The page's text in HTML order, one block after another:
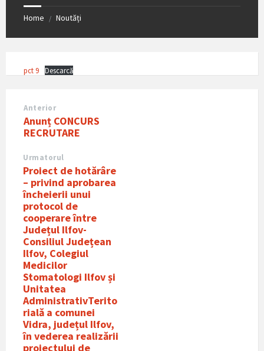
Home / Noutăți
pct 9 Descarcă
Anterior
Anunț CONCURS
RECRUTARE
Urmatorul
Proiect de hotărâre
– privind aprobarea
încheierii unui
protocol de
cooperare între
Județul Ilfov-
Consiliul Județean
Ilfov, Colegiul
Medicilor
Stomatologi Ilfov și
Unitatea
AdministrativTerito
rialǎ a comunei
Vidra, județul Ilfov,
în vederea realizǎrii
proiectului de